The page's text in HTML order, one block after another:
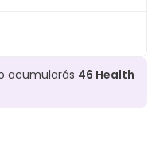
acumularás 46 Health